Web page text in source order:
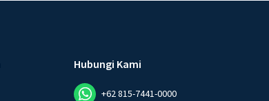
Hubungi Kami
+62 815-7441-0000